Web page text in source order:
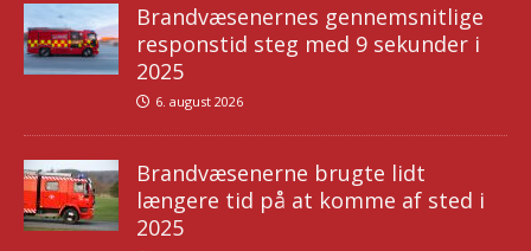
Brandvæsenernes gennemsnitlige
responstid steg med 9 sekunder i
2025
6. august 2026
Brandvæsenerne brugte lidt
længere tid på at komme af sted i
2025